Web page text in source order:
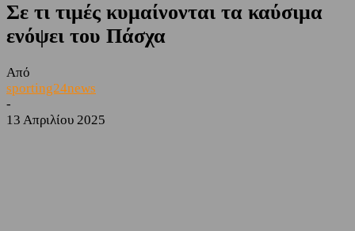
Σε τι τιμές κυμαίνονται τα καύσιμα
ενόψει του Πάσχα
Από
sporting24news
-
13 Απριλίου 2025